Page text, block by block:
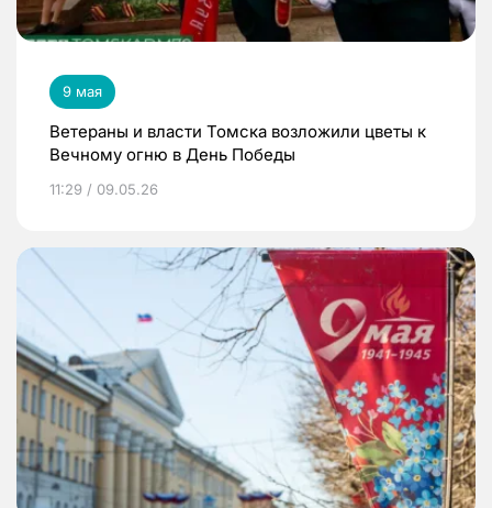
9 мая
Ветераны и власти Томска возложили цветы к
Вечному огню в День Победы
11:29 / 09.05.26